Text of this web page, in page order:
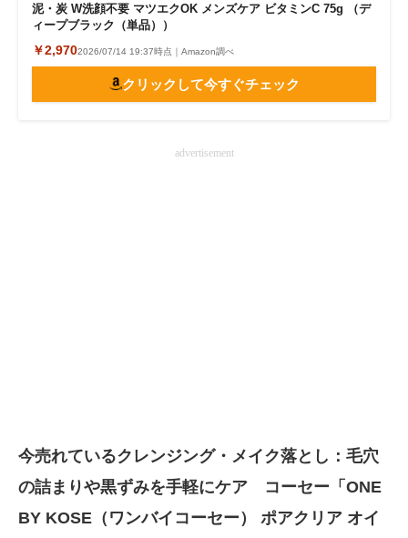
泥・炭 W洗顔不要 マツエクOK メンズケア ビタミンC 75g （デ
ィープブラック（単品））
￥2,9702026/07/14 19:37時点｜Amazon調べ
クリックして今すぐチェック
advertisement
今売れているクレンジング・メイク落とし：毛穴
の詰まりや黒ずみを手軽にケア コーセー「ONE
BY KOSE（ワンバイコーセー） ポアクリア オイ